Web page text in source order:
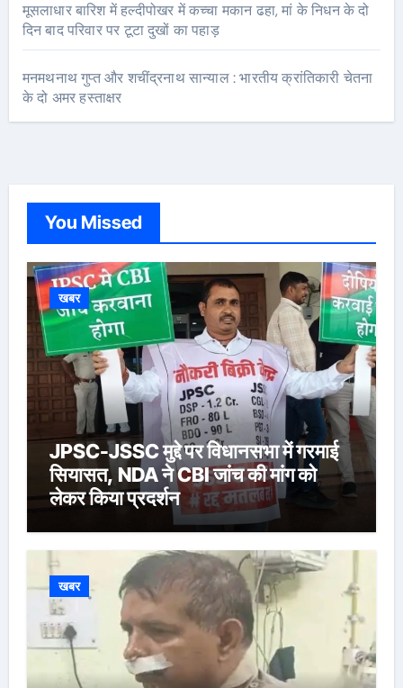
मूसलाधार बारिश में हल्दीपोखर में कच्चा मकान ढहा, मां के निधन के दो
दिन बाद परिवार पर टूटा दुखों का पहाड़
मनमथनाथ गुप्त और शचींद्रनाथ सान्याल : भारतीय क्रांतिकारी चेतना
के दो अमर हस्ताक्षर
You Missed
खबर
JPSC-JSSC मुद्दे पर विधानसभा में गरमाई
सियासत, NDA ने CBI जांच की मांग को
लेकर किया प्रदर्शन
खबर